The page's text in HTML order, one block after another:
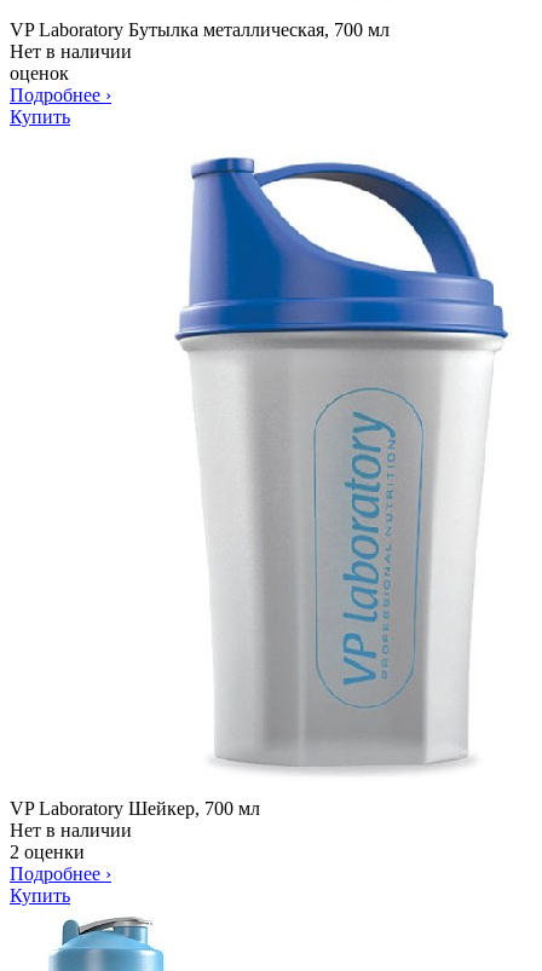
VP Laboratory Бутылка металлическая, 700 мл
Нет в наличии
оценок
Подробнее ›
Купить
VP Laboratory Шейкер, 700 мл
Нет в наличии
2 оценки
Подробнее ›
Купить